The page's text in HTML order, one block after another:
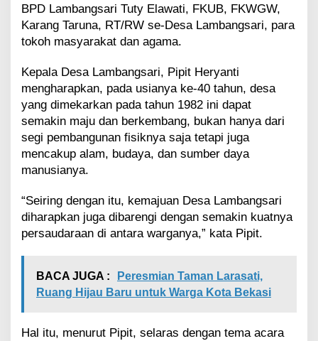
o
g
S
m
a
k
n
M
a
BPD Lambangsari Tuty Elawati, FKUB, FKWGW,
Karang Taruna, RT/RW se-Desa Lambangsari, para
tokoh masyarakat dan agama.
Kepala Desa Lambangsari, Pipit Heryanti
mengharapkan, pada usianya ke-40 tahun, desa
yang dimekarkan pada tahun 1982 ini dapat
semakin maju dan berkembang, bukan hanya dari
segi pembangunan fisiknya saja tetapi juga
mencakup alam, budaya, dan sumber daya
manusianya.
“Seiring dengan itu, kemajuan Desa Lambangsari
diharapkan juga dibarengi dengan semakin kuatnya
persaudaraan di antara warganya,” kata Pipit.
BACA JUGA :
Peresmian Taman Larasati,
Ruang Hijau Baru untuk Warga Kota Bekasi
Hal itu, menurut Pipit, selaras dengan tema acara